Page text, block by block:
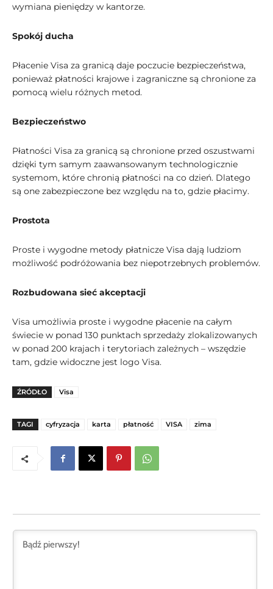
wymiana pieniędzy w kantorze.
Spokój ducha
Płacenie Visa za granicą daje poczucie bezpieczeństwa,
ponieważ płatności krajowe i zagraniczne są chronione za
pomocą wielu różnych metod.
Bezpieczeństwo
Płatności Visa za granicą są chronione przed oszustwami
dzięki tym samym zaawansowanym technologicznie
systemom, które chronią płatności na co dzień. Dlatego
są one zabezpieczone bez względu na to, gdzie płacimy.
Prostota
Proste i wygodne metody płatnicze Visa dają ludziom
możliwość podróżowania bez niepotrzebnych problemów.
Rozbudowana sieć akceptacji
Visa umożliwia proste i wygodne płacenie na całym
świecie w ponad 130 punktach sprzedaży zlokalizowanych
w ponad 200 krajach i terytoriach zależnych – wszędzie
tam, gdzie widoczne jest logo Visa.
ŹRÓDŁO Visa
TAGI cyfryzacja karta płatność VISA zima